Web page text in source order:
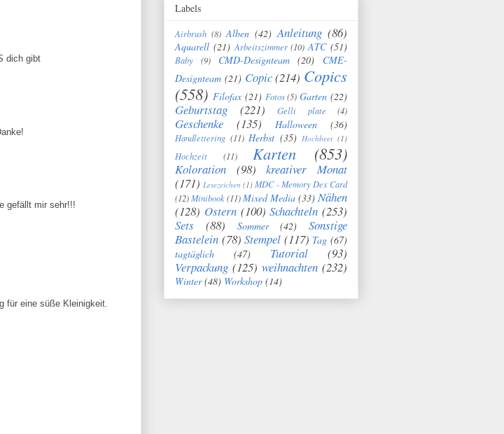
dich gibt
gefällt mir sehr!!!
für eine süße Kleinigkeit.
Labels
Airbrush (8) Alben (42) Anleitung (86)
Aquarell (21) Arbeitszimmer (10) ATC (51)
Baby (9) CMD-Designteam (20)
CME-
Designteam (21) Copic (214) Copics
(558) Filofax (21) Fotos (5) Garten (22)
Geburtstag (221) Gelli plate (4)
Geschenke (135) Halloween (36)
Handlettering (11) Herbst (35) Hochbeet (1)
Hochzeit (11) Karten (853)
Koloration (98)
kreativer Monat
(171) Lesezeichen (1) MDC - Memory Dex Card
(12)Minibook(11) Mixed Media (33) Nähen
(128) Ostern (100) Schachteln (253)
Sets
(88) Sommer (42)
Sonstige
Bastelein (78) Stempel (117) Tag (67)
tagtäglich
(47) Tutorial
(93)
Verpackung (125) weihnachten (232)
Winter (48) Workshop (14)